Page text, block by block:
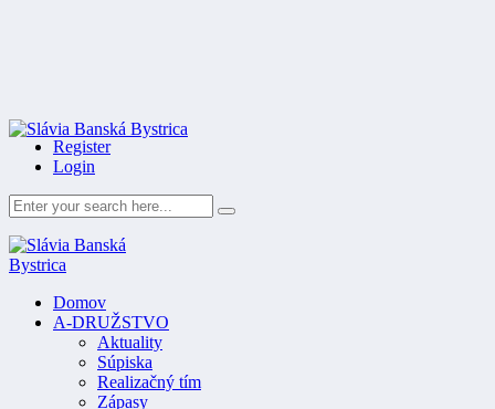
Register
Login
Domov
A-DRUŽSTVO
Aktuality
Súpiska
Realizačný tím
Zápasy